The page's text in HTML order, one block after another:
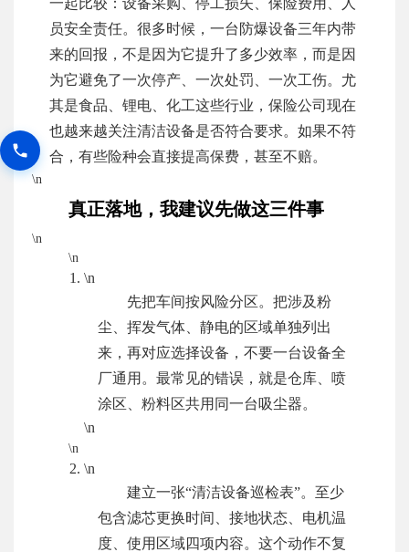
员安全责任。很多时候，一台防爆设备三年内带
来的回报，不是因为它提升了多少效率，而是因
为它避免了一次停产、一次处罚、一次工伤。尤
其是食品、锂电、化工这些行业，保险公司现在
也越来越关注清洁设备是否符合要求。如果不符
合，有些险种会直接提高保费，甚至不赔。
\n
真正落地，我建议先做这三件事
\n
\n
\n
先把车间按风险分区。把涉及粉
尘、挥发气体、静电的区域单独列出
来，再对应选择设备，不要一台设备全
厂通用。最常见的错误，就是仓库、喷
涂区、粉料区共用同一台吸尘器。
\n
\n
\n
建立一张“清洁设备巡检表”。至少
包含滤芯更换时间、接地状态、电机温
度、使用区域四项内容。这个动作不复